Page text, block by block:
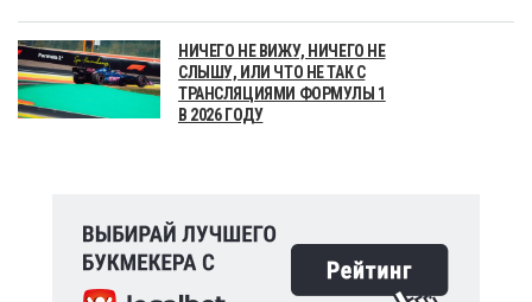
НИЧЕГО НЕ ВИЖУ, НИЧЕГО НЕ
СЛЫШУ, ИЛИ ЧТО НЕ ТАК С
ТРАНСЛЯЦИЯМИ ФОРМУЛЫ 1
В 2026 ГОДУ